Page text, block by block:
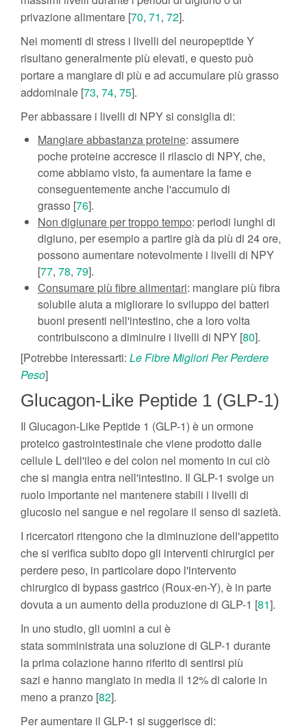
privazione alimentare [70, 71, 72].
Nei momenti di stress i livelli del neuropeptide Y
risultano generalmente più elevati, e questo può
portare a mangiare di più e ad accumulare più grasso
addominale [73, 74, 75].
Per abbassare i livelli di NPY si consiglia di:
Mangiare abbastanza proteine: assumere
poche proteine accresce il rilascio di NPY, che,
come abbiamo visto, fa aumentare la fame e
conseguentemente anche l'accumulo di
grasso [76].
Non digiunare per troppo tempo: periodi lunghi di
digiuno, per esempio a partire già da più di 24 ore,
possono aumentare notevolmente i livelli di NPY
[77, 78, 79].
Consumare più fibre alimentari: mangiare più fibra
solubile aiuta a migliorare lo sviluppo dei batteri
buoni presenti nell'intestino, che a loro volta
contribuiscono a diminuire i livelli di NPY [80].
[Potrebbe interessarti: Le Fibre Migliori Per Perdere
Peso]
Glucagon-Like Peptide 1 (GLP-1)
Il Glucagon-Like Peptide 1 (GLP-1) è un ormone
proteico gastrointestinale che viene prodotto dalle
cellule L dell'ileo e del colon nel momento in cui ciò
che si mangia entra nell'intestino. Il GLP-1 svolge un
ruolo importante nel mantenere stabili i livelli di
glucosio nel sangue e nel regolare il senso di sazietà.
I ricercatori ritengono che la diminuzione dell'appetito
che si verifica subito dopo gli interventi chirurgici per
perdere peso, in particolare dopo l'intervento
chirurgico di bypass gastrico (Roux-en-Y), è in parte
dovuta a un aumento della produzione di GLP-1 [81].
In uno studio, gli uomini a cui è
stata somministrata una soluzione di GLP-1 durante
la prima colazione hanno riferito di sentirsi più
sazi e hanno mangiato in media il 12% di calorie in
meno a pranzo [82].
Per aumentare il GLP-1 si suggerisce di: